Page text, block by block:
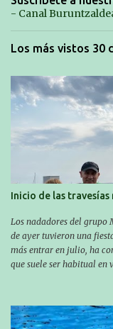
- Canal
Los más vistos 30
Inicio de las
Los nadadores del grupo
de ayer tuvieron una
más entrar en julio, ha
que suele ser habitual en
próxima cita. Para
XXXVIII. Travesía a